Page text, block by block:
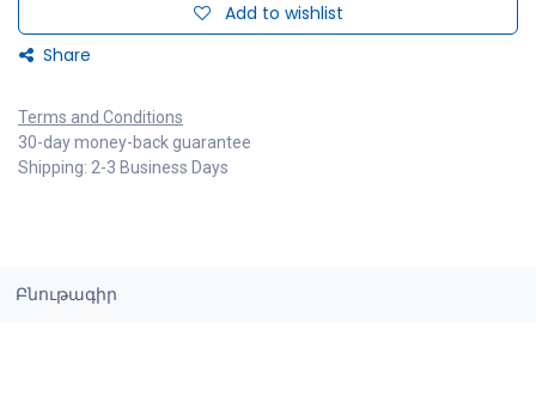
Add to wishlist
Share
Terms and Conditions
30-day money-back guarantee
Shipping: 2-3 Business Days
Բնութագիր